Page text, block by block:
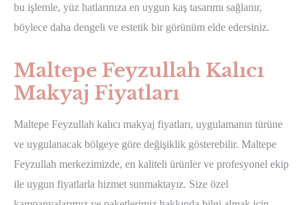
bu işlemle, yüz hatlarınıza en uygun kaş tasarımı sağlanır,
böylece daha dengeli ve estetik bir görünüm elde edersiniz.
Maltepe Feyzullah Kalıcı
Makyaj Fiyatları
Maltepe Feyzullah kalıcı makyaj fiyatları, uygulamanın türüne
ve uygulanacak bölgeye göre değişiklik gösterebilir. Maltepe
Feyzullah merkezimizde, en kaliteli ürünler ve profesyonel ekip
ile uygun fiyatlarla hizmet sunmaktayız. Size özel